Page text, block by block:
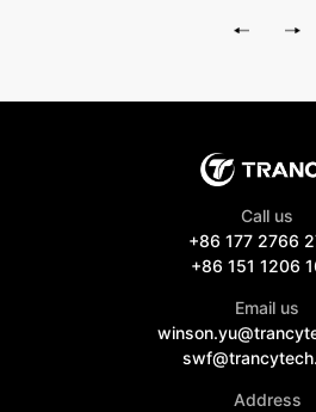
Call us
+86 177 2766
+86 151 1206
Email us
Address